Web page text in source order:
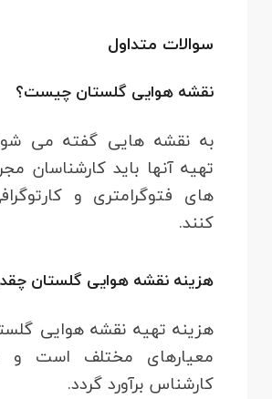
سوالات متداول
نقشه هوایی گلستان چیست؟
به نقشه هایی گفته می
تهیه آنها باید کارشناسان
های فتوگرامتری و
کنند.
هزینه نقشه هوایی گلستان
هزینه تهیه نقشه هوایی
معیارهای مختلف است و
کارشناس برآورد گردد.